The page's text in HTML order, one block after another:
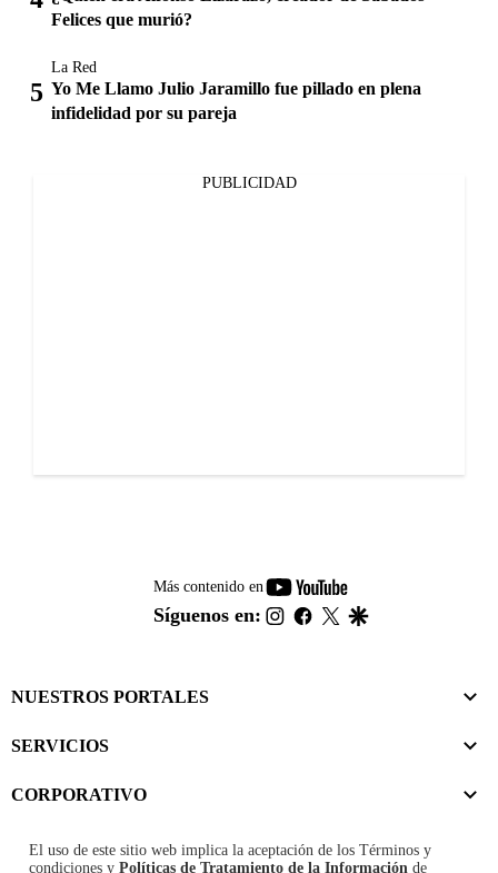
Felices que murió?
La Red
Yo Me Llamo Julio Jaramillo fue pillado en plena
infidelidad por su pareja
PUBLICIDAD
Más contenido en
youtube-
footer
Síguenos en: instagram
facebook
twitter
NUESTROS PORTALES
SERVICIOS
CORPORATIVO
El uso de este sitio web implica la aceptación de los Términos y
condiciones y Políticas de Tratamiento de la Información de